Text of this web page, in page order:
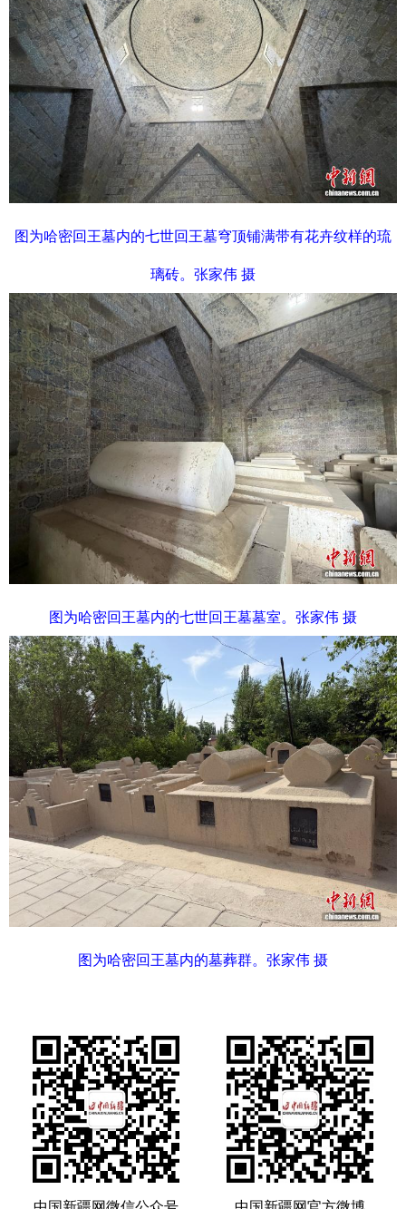
图为哈密回王墓内的七世回王墓穹顶铺满带有花卉纹样的琉
璃砖。张家伟 摄
图为哈密回王墓内的七世回王墓墓室。张家伟 摄
图为哈密回王墓内的墓葬群。张家伟 摄